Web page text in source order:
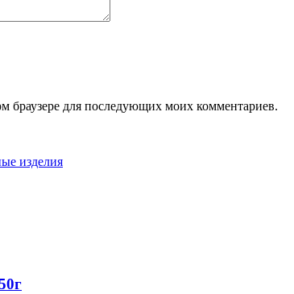
браузере для последующих моих комментариев.
изделия